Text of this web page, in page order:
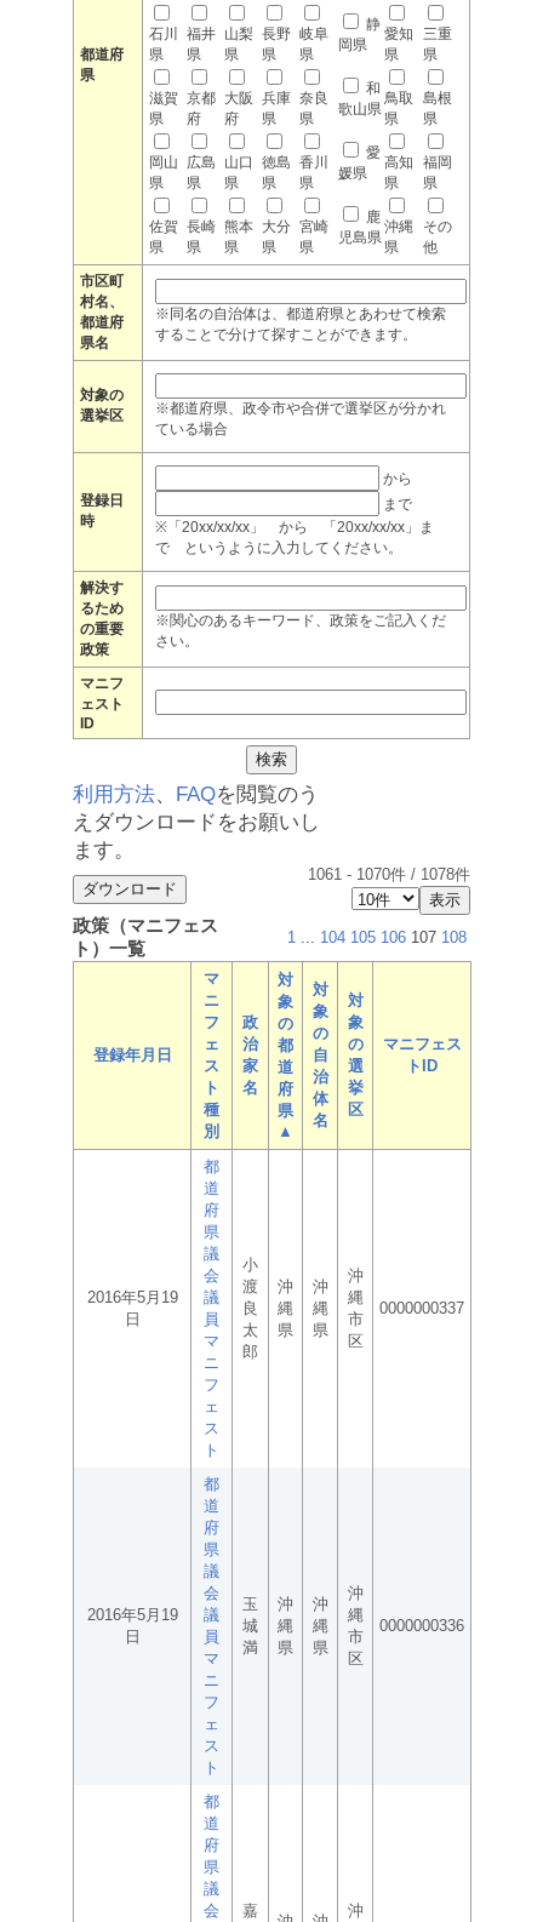
都道府
県
石川
県
福井
県
山梨
県
長野
県
岐阜
県
静
岡県
愛知
県
三重
県
滋賀
県
京都
府
大阪
府
兵庫
県
奈良
県
和
歌山県
鳥取
県
島根
県
岡山
県
広島
県
山口
県
徳島
県
香川
県
愛
媛県
高知
県
福岡
県
佐賀
県
長崎
県
熊本
県
大分
県
宮崎
県
鹿
児島県
沖縄
県
その
他
市区町
村名、
都道府
県名
※同名の自治体は、都道府県とあわせて検索
することで分けて探すことができます。
対象の
選挙区
※都道府県、政令市や合併で選挙区が分かれ
ている場合
登録日
時
から
まで
※「20xx/xx/xx」 から 「20xx/xx/xx」ま
で というように入力してください。
解決す
るため
の重要
政策
※関心のあるキーワード、政策をご記入くだ
さい。
マニフ
ェスト
ID
利用方法、 FAQを閲覧のう
えダウンロードをお願いし
ます。
1061 - 1070件 / 1078件
政策（マニフェス
ト）一覧
1 ... 104 105 106 107 108
登録年月日
マ
ニ
フ
ェ
ス
ト
種
別
政
治
家
名
対
象
の
都
道
府
県
▲
対
象
の
自
治
体
名
対
象
の
選
挙
区
マニフェス
トID
2016年5月19
日
都
道
府
県
議
会
議
員
マ
ニ
フ
ェ
ス
ト
小
渡
良
太
郎
沖
縄
県
沖
縄
県
沖
縄
市
区
0000000337
2016年5月19
日
都
道
府
県
議
会
議
員
マ
ニ
フ
ェ
ス
ト
玉
城
満
沖
縄
県
沖
縄
県
沖
縄
市
区
0000000336
都
道
府
県
議
会
嘉 沖